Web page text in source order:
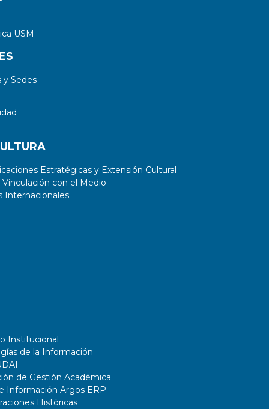
USM
Sedes
Estratégicas y Extensión Cultural
con el Medio
Internacionales
Institucional
de la Información
de Gestión Académica
Información Argos ERP
Históricas